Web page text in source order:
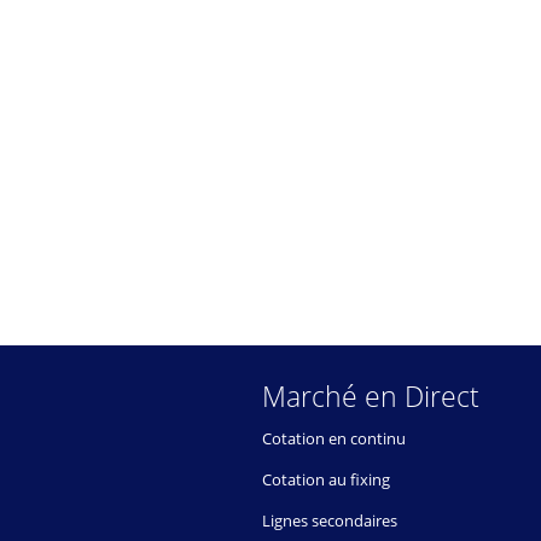
Marché en Direct
Cotation en continu
Cotation au fixing
Lignes secondaires